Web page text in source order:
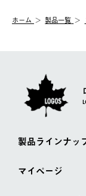
【配送業者】
佐川急便にて配送
む）は受け付けて
一度お手元の商品
ホーム 製品一覧
製品ラインナッ
マイページ